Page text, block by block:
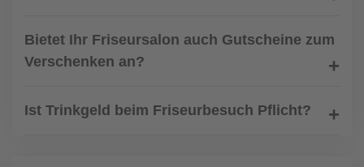
Bietet Ihr Friseursalon auch Gutscheine zum
Verschenken an?
Ist Trinkgeld beim Friseurbesuch Pflicht?